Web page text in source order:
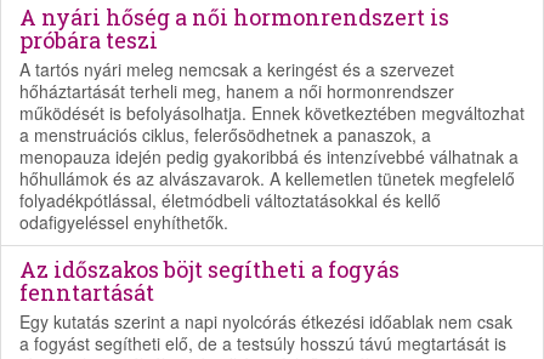
A nyári hőség a női hormonrendszert is
próbára teszi
A tartós nyári meleg nemcsak a keringést és a szervezet
hőháztartását terheli meg, hanem a női hormonrendszer
működését is befolyásolhatja. Ennek következtében megváltozhat
a menstruációs ciklus, felerősödhetnek a panaszok, a
menopauza idején pedig gyakoribbá és intenzívebbé válhatnak a
hőhullámok és az alvászavarok. A kellemetlen tünetek megfelelő
folyadékpótlással, életmódbeli változtatásokkal és kellő
odafigyeléssel enyhíthetők.
Az időszakos böjt segítheti a fogyás
fenntartását
Egy kutatás szerint a napi nyolcórás étkezési időablak nem csak
a fogyást segítheti elő, de a testsúly hosszú távú megtartását is